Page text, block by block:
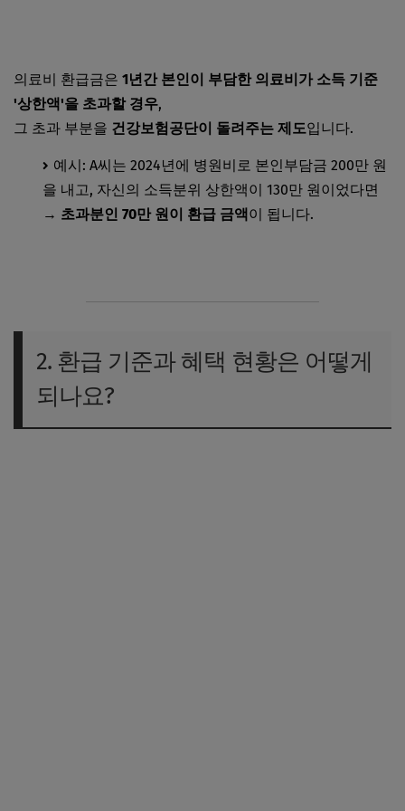
의료비 환급금은 1년간 본인이 부담한 의료비가 소득 기준
'상한액'을 초과할 경우,
그 초과 부분을 건강보험공단이 돌려주는 제도입니다.
예시: A씨는 2024년에 병원비로 본인부담금 200만 원
을 내고, 자신의 소득분위 상한액이 130만 원이었다면
→ 초과분인 70만 원이 환급 금액이 됩니다.
2. 환급 기준과 혜택 현황은 어떻게
되나요?